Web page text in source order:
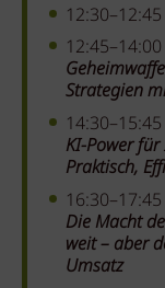
Strategien
KI-Power
Praktisch,
Die Macht
weit – aber
Umsatz